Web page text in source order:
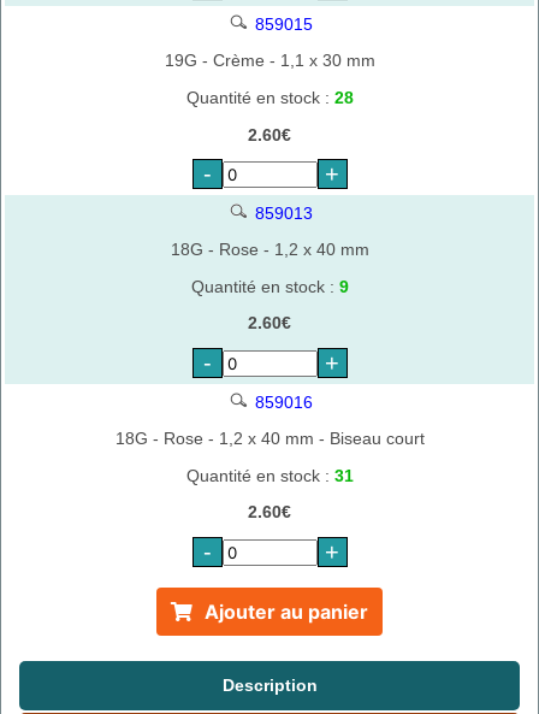
859015
19G - Crème - 1,1 x 30 mm
Quantité en stock : 28
2.60€
- +
859013
18G - Rose - 1,2 x 40 mm
Quantité en stock : 9
2.60€
- +
859016
18G - Rose - 1,2 x 40 mm - Biseau court
Quantité en stock : 31
2.60€
- +
Ajouter au panier
Description